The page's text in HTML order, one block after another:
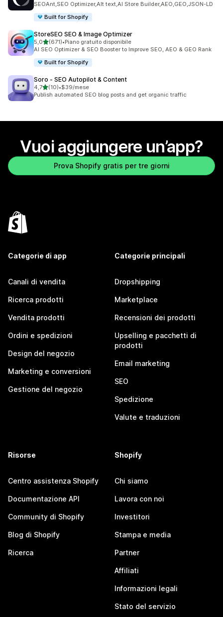
SEOAnt,SEO Optimizer,Alt text,AI Store Builder,AEO,GEO,JSON-LD
Built for Shopify
StoreSEO SEO & Image Optimizer
5,0stelle su 5
(671)
671 recensioni totali
•Piano gratuito disponibile
AI SEO Optimizer & SEO Booster to Improve SEO, AEO & GEO Rank
Built for Shopify
Soro ‑ SEO Autopilot & Content
4,7stelle su 5
(10)
10 recensioni totali
•$39/mese
Publish automated SEO blog posts and get organic traffic
Vuoi aggiungere un’app?
Prova Shopify gratis per tre giorni
Categorie di app
Canali di vendita
Ricerca prodotti
Vendita prodotti
Ordini e spedizioni
Design del negozio
Marketing e conversioni
Gestione del negozio
Categorie principali
Dropshipping
Marketplace
Recensioni dei prodotti
Upselling e pacchetti di
prodotti
Email marketing
SEO
Spedizione
Valute e traduzioni
Risorse
Centro assistenza Shopify
Documentazione API
Community di Shopify
Blog di Shopify
Ricerca
Shopify
Chi siamo
Lavora con noi
Investitori
Stampa e media
Partner
Affiliati
Informazioni legali
Stato del servizio